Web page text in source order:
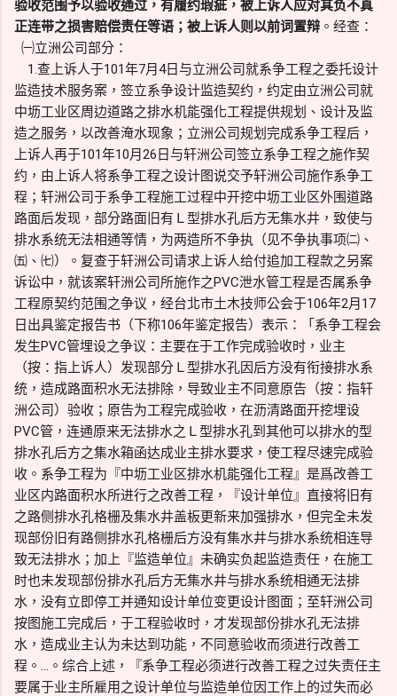
验收范围予以验收通过，有履约瑕疵，被上诉人应对其负不真
正连带之损害赔偿责任等语；被上诉人则以前词置辩 。经查：
㈠立洲公司部分：
1.查上诉人于101年7月4日与立洲公司就系争工程之委托设计
监造技术服务案，签立系争设计监造契约，约定由立洲公司就
中坜工业区周边道路之排水机能强化工程提供规划、设计及监
造之服务，以改善淹水现象；立洲公司规划完成系争工程后，
上诉人再于101年10月26日与轩洲公司签立系争工程之施作契
约，由上诉人将系争工程之设计图说交予轩洲公司施作系争工
程；轩洲公司于系争工程施工过程中开挖中坜工业区外围道路
路面后发现，部分路面旧有Ｌ型排水孔后方无集水井，致使与
排水系统无法相通等情，为两造所不争执（见不争执事项㈡、
㈤、㈦）。复查于轩洲公司请求上诉人给付追加工程款之另案
诉讼中，就该案轩洲公司所施作之PVC泄水管工程是否属系争
工程原契约范围之争议，经台北市土木技师公会于106年2月17
日出具鉴定报告书（下称106年鉴定报告）表示：「系争工程会
发生PVC管埋设之争议：主要在于工作完成验收时，业主
（按：指上诉人）发现部分Ｌ型排水孔因后方没有衔接排水系
统，造成路面积水无法排除，导致业主不同意原告（按：指轩
洲公司）验收；原告为工程完成验收，在沥清路面开挖埋设
PVC管，连通原来无法排水之Ｌ型排水孔到其他可以排水的型
排水孔后方之集水箱函达成业主排水要求，使工程尽速完成验
收。系争工程为『中坜工业区排水机能强化工程』是爲改善工
业区内路面积水所进行之改善工程，『设计单位』直接将旧有
之路侧排水孔格栅及集水井盖板更新来加强排水，但完全未发
现部份旧有路侧排水孔格栅后方没有集水井与排水系统相连导
致无法排水；加上『监造单位』未确实负起监造责任，在施工
时也未发现部份排水孔后方无集水井与排水系统相通无法排
水，没有立即停工并通知设计单位变更设计图面；至轩洲公司
按图施工完成后，于工程验收时，才发现部份排水孔无法排
水，造成业主认为未达到功能，不同意验收而须进行改善工
程。…。综合上述，『系争工程必须进行改善工程之过失责任主
要属于业主所雇用之设计单位与监造单位因工作上的过失而必